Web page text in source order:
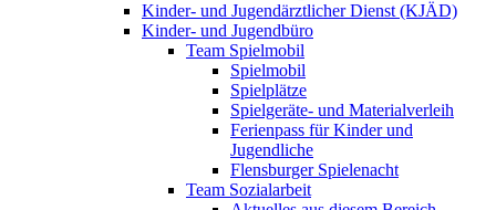
Kinder- und Jugendärztlicher Dienst (KJÄD)
Kinder- und Jugendbüro
Team Spielmobil
Spielmobil
Spielplätze
Spielgeräte- und Materialverleih
Ferienpass für Kinder und
Jugendliche
Flensburger Spielenacht
Team Sozialarbeit